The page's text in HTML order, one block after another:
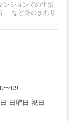
ションでの生活
09...
日曜日 祝日